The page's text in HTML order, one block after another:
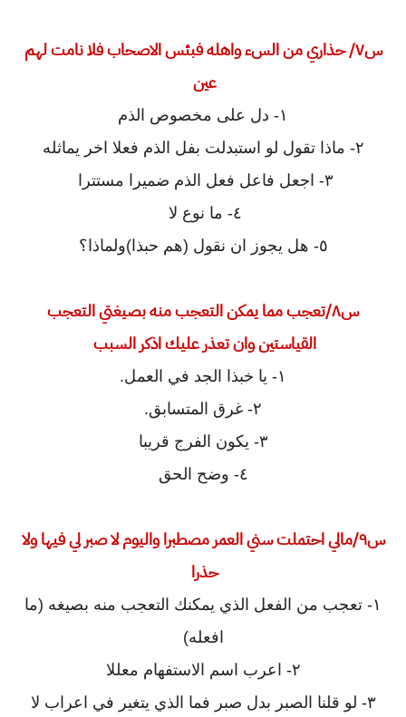
س٧/ حذاري من السء واهله فبئس الاصحاب فلا نامت لهم
عين
١- دل على مخصوص الذم
٢- ماذا تقول لو استبدلت بفل الذم فعلا اخر يماثله
٣- اجعل فاعل فعل الذم ضميرا مستترا
٤- ما نوع لا
٥- هل يجوز ان نقول (هم حبذا)ولماذا؟
س٨/تعجب مما يمكن التعجب منه بصيغتي التعجب
القياستين وان تعذر عليك اذكر السبب
١- يا خبذا الجد في العمل.
٢- غرق المتسابق.
٣- يكون الفرج قريبا
٤- وضح الحق
س٩/مالي احتملت سني العمر مصطبرا واليوم لا صبر لي فيها ولا
حذرا
١- تعجب من الفعل الذي يمكنك التعجب منه بصيغه (ما
افعله)
٢- اعرب اسم الاستفهام معللا
٣- لو قلنا الصبر بدل صبر فما الذي يتغير في اعراب لا